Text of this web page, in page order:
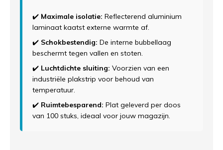
✔️ Maximale isolatie: Reflecterend aluminium
laminaat kaatst externe warmte af.
✔️ Schokbestendig: De interne bubbellaag
beschermt tegen vallen en stoten.
✔️ Luchtdichte sluiting: Voorzien van een
industriële plakstrip voor behoud van
temperatuur.
✔️ Ruimtebesparend: Plat geleverd per doos
van 100 stuks, ideaal voor jouw magazijn.